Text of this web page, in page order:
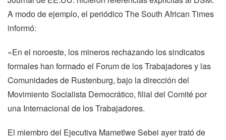
A modo de ejemplo, el periódico The South African Times
informó:
«En el noroeste, los mineros rechazando los sindicatos
formales han formado el Forum de los Trabajadores y las
Comunidades de Rustenburg, bajo la dirección del
Movimiento Socialista Democrático, filial del Comité por
una Internacional de los Trabajadores.
El miembro del Ejecutiva Mametlwe Sebei ayer trató de